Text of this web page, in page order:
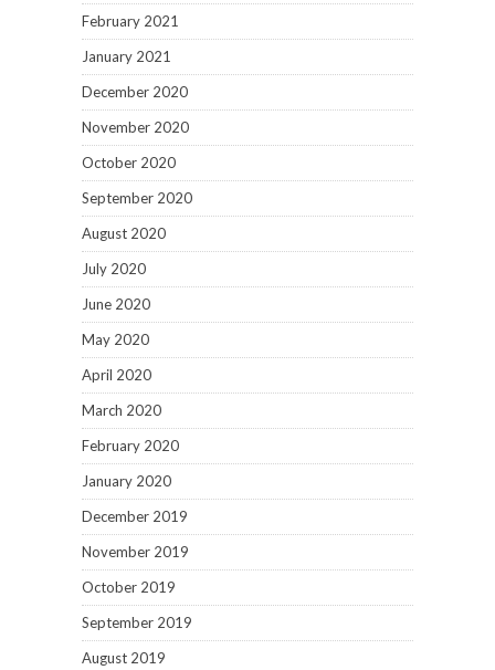
February 2021
January 2021
December 2020
November 2020
October 2020
September 2020
August 2020
July 2020
June 2020
May 2020
April 2020
March 2020
February 2020
January 2020
December 2019
November 2019
October 2019
September 2019
August 2019